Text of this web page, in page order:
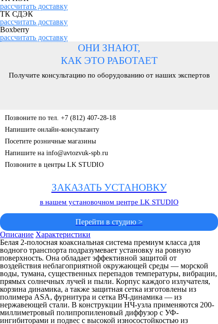
рассчитать доставку
ТК СДЭК
рассчитать доставку
Boxberry
рассчитать доставку
ОНИ ЗНАЮТ,
КАК ЭТО РАБОТАЕТ
Получите консультацию по оборудованию от наших экспертов
Позвоните по тел. +7 (812) 407-28-18
Напишите онлайн-консультанту
Посетите розничные магазины
Напишите на info@avtozvuk-spb.ru
Позвоните в центры LK STUDIO
ЗАКАЗАТЬ УСТАНОВКУ
в нашем установочном центре LK STUDIO
Перейти в студию >
Описание Характеристики
Белая 2-полосная коаксиальная система премиум класса для
водного транспорта подразумевает установку на ровную
поверхность. Она обладает эффективной защитой от
воздействия неблагоприятной окружающей среды — морской
воды, тумана, существенных перепадов температуры, вибрации,
прямых солнечных лучей и пыли. Корпус каждого излучателя,
корзина динамика, а также защитная сетка изготовлены из
полимера ASA, фурнитура и сетка ВЧ-динамика — из
нержавеющей стали. В конструкции НЧ-узла применяются 200-
миллиметровый полипропиленовый диффузор с УФ-
ингибиторами и подвес с высокой износостойкостью из